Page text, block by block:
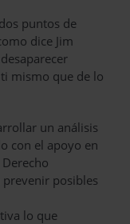
puntos de
dice Jim
mismo que de lo
un análisis
con el apoyo en
posibles
lo que